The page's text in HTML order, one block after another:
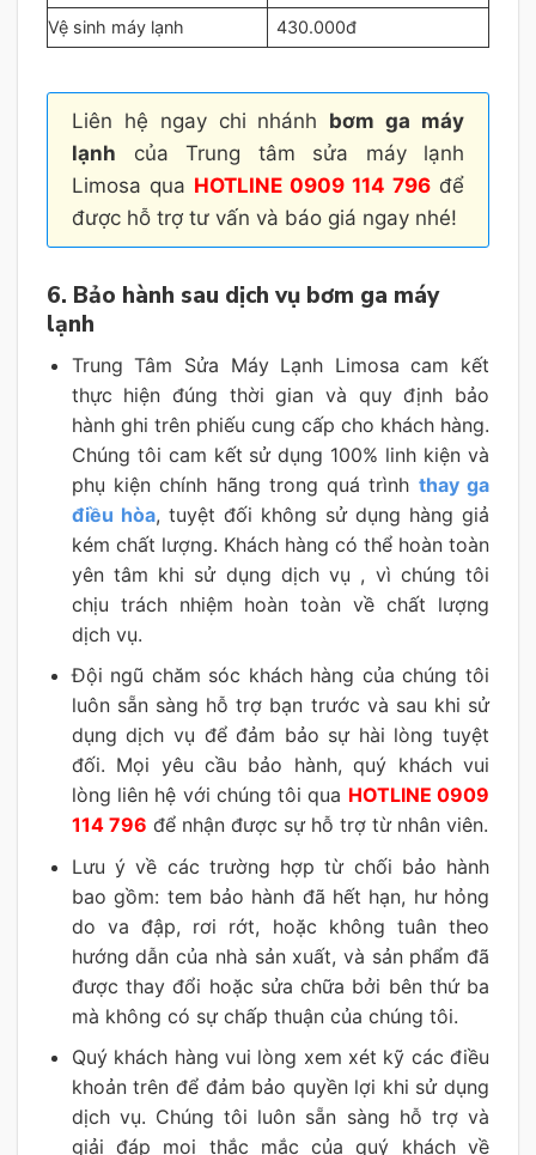
Vệ sinh máy lạnh 430.000đ
Liên hệ ngay chi nhánh bơm ga máy
lạnh của Trung tâm sửa máy lạnh
Limosa qua HOTLINE 0909 114 796 để
được hỗ trợ tư vấn và báo giá ngay nhé!
6. Bảo hành sau dịch vụ bơm ga máy
lạnh
Trung Tâm Sửa Máy Lạnh Limosa cam kết
thực hiện đúng thời gian và quy định bảo
hành ghi trên phiếu cung cấp cho khách hàng.
Chúng tôi cam kết sử dụng 100% linh kiện và
phụ kiện chính hãng trong quá trình thay ga
điều hòa, tuyệt đối không sử dụng hàng giả
kém chất lượng. Khách hàng có thể hoàn toàn
yên tâm khi sử dụng dịch vụ , vì chúng tôi
chịu trách nhiệm hoàn toàn về chất lượng
dịch vụ.
Đội ngũ chăm sóc khách hàng của chúng tôi
luôn sẵn sàng hỗ trợ bạn trước và sau khi sử
dụng dịch vụ để đảm bảo sự hài lòng tuyệt
đối. Mọi yêu cầu bảo hành, quý khách vui
lòng liên hệ với chúng tôi qua HOTLINE 0909
114 796 để nhận được sự hỗ trợ từ nhân viên.
Lưu ý về các trường hợp từ chối bảo hành
bao gồm: tem bảo hành đã hết hạn, hư hỏng
do va đập, rơi rớt, hoặc không tuân theo
hướng dẫn của nhà sản xuất, và sản phẩm đã
được thay đổi hoặc sửa chữa bởi bên thứ ba
mà không có sự chấp thuận của chúng tôi.
Quý khách hàng vui lòng xem xét kỹ các điều
khoản trên để đảm bảo quyền lợi khi sử dụng
dịch vụ. Chúng tôi luôn sẵn sàng hỗ trợ và
giải đáp mọi thắc mắc của quý khách về